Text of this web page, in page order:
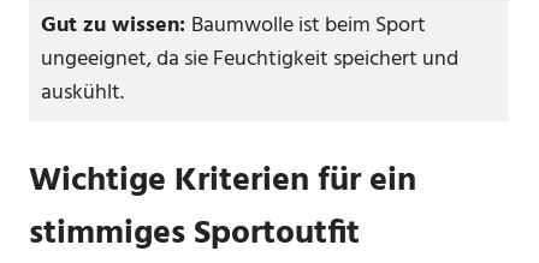
Gut zu wissen: Baumwolle ist beim Sport
ungeeignet, da sie Feuchtigkeit speichert und
auskühlt.
Wichtige Kriterien für ein
stimmiges Sportoutfit